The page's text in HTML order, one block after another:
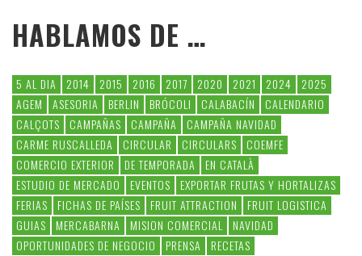
HABLAMOS DE …
5 AL DIA 2014 2015 2016 2017 2020 2021 2024
2025
AGEM
ASESORIA BERLIN BRÓCOLI CALABACÍN
CALENDARIO
CALÇOTS
CAMPAÑAS CAMPAÑA
CAMPAÑA NAVIDAD
CARME RUSCALLEDA
CIRCULAR CIRCULARS
COEMFE
COMERCIO EXTERIOR
DE TEMPORADA
EN CATALÀ
ESTUDIO DE MERCADO
EVENTOS
EXPORTAR FRUTAS Y HORTALIZAS
FERIAS
FICHAS DE PAÍSES FRUIT ATTRACTION
FRUIT LOGISTICA
GUIAS
MERCABARNA MISION COMERCIAL
NAVIDAD
OPORTUNIDADES DE NEGOCIO
PRENSA
RECETAS